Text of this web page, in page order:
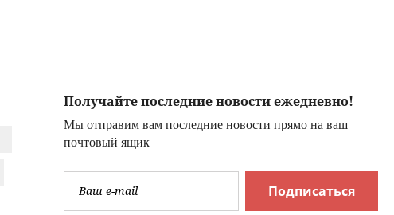
Получайте последние новости ежедневно!
Мы отправим вам последние новости прямо на ваш
почтовый ящик
Подписаться